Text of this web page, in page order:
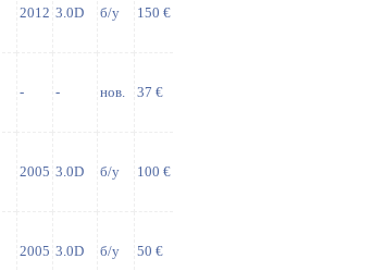
2012 3.0D б/у 150 €
- - нов. 37 €
2005 3.0D б/у 100 €
2005 3.0D б/у 50 €